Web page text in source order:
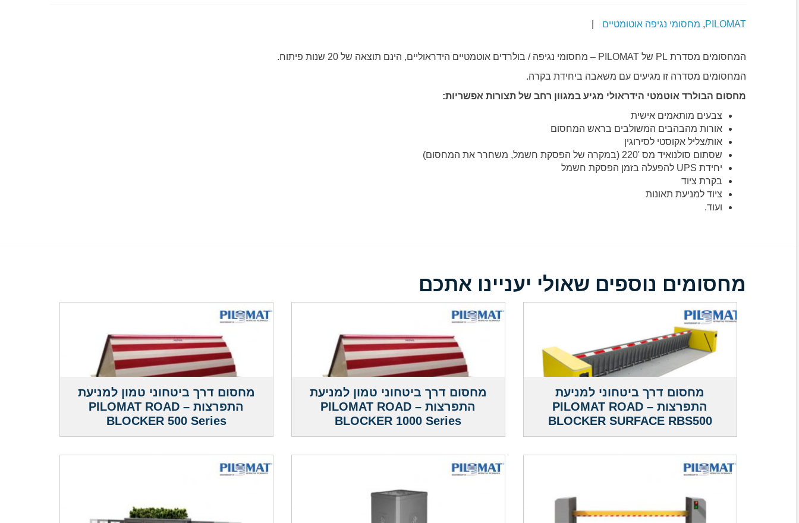
PILOMAT
, מחסומי נגיפה אוטומטיים
המחסומים מסדרת PL של PILOMAT – מחסומי נגיפה / בולרדים אוטמטיים הידראוליים, הינם תוצאה של 20 שנות פיתוח.
המחסומים מסדרה זו מגיעים עם משאבה ביחידת בקרה.
מחסום הבולרד אוטמטי הידראולי מגיע במגוון רחב של תצורות אפשריות:
צבעים מותאמים אישית
אורות מהבהבים המשולבים בראש המחסום
אות/צליל אקוסטי לסירוגין
שסתום סולנואיד מס '220 (במקרה של הפסקת חשמל, משחרר את המחסום)
יחידת UPS להפעלה בזמן הפסקת חשמל
בקרת ציוד
ציוד למניעת תאונות
ועוד.
מחסומים נוספים שאולי יעניינו אתכם
מחסום דרך ביטחוני למניעת
התפרצות – PILOMAT ROAD
BLOCKER SURFACE RBS500
מחסום דרך ביטחוני טמון למניעת
התפרצות – PILOMAT ROAD
BLOCKER 1000 Series
מחסום דרך ביטחוני טמון למניעת
התפרצות – PILOMAT ROAD
BLOCKER 500 Series